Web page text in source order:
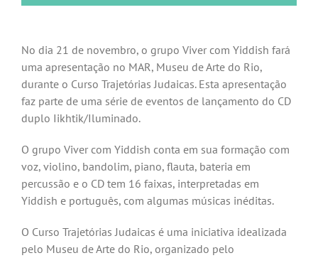
No dia 21 de novembro, o grupo Viver com Yiddish fará
uma apresentação no MAR, Museu de Arte do Rio,
durante o Curso Trajetórias Judaicas. Esta apresentação
faz parte de uma série de eventos de lançamento do CD
duplo Iikhtik/Iluminado.
O grupo Viver com Yiddish conta em sua formação com
voz, violino, bandolim, piano, flauta, bateria em
percussão e o CD tem 16 faixas, interpretadas em
Yiddish e português, com algumas músicas inéditas.
O Curso Trajetórias Judaicas é uma iniciativa idealizada
pelo Museu de Arte do Rio, organizado pelo